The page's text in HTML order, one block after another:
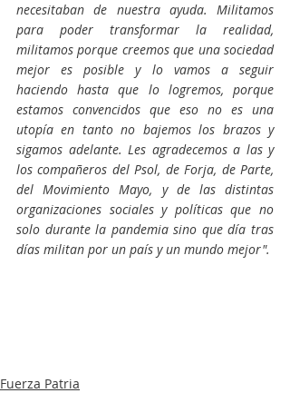
necesitaban de nuestra ayuda. Militamos
para poder transformar la realidad,
militamos porque creemos que una sociedad
mejor es posible y lo vamos a seguir
haciendo hasta que lo logremos, porque
estamos convencidos que eso no es una
utopía en tanto no bajemos los brazos y
sigamos adelante. Les agradecemos a las y
los compañeros del Psol, de Forja, de Parte,
del Movimiento Mayo, y de las distintas
organizaciones sociales y políticas que no
solo durante la pandemia sino que día tras
días militan por un país y un mundo mejor".
Fuerza Patria